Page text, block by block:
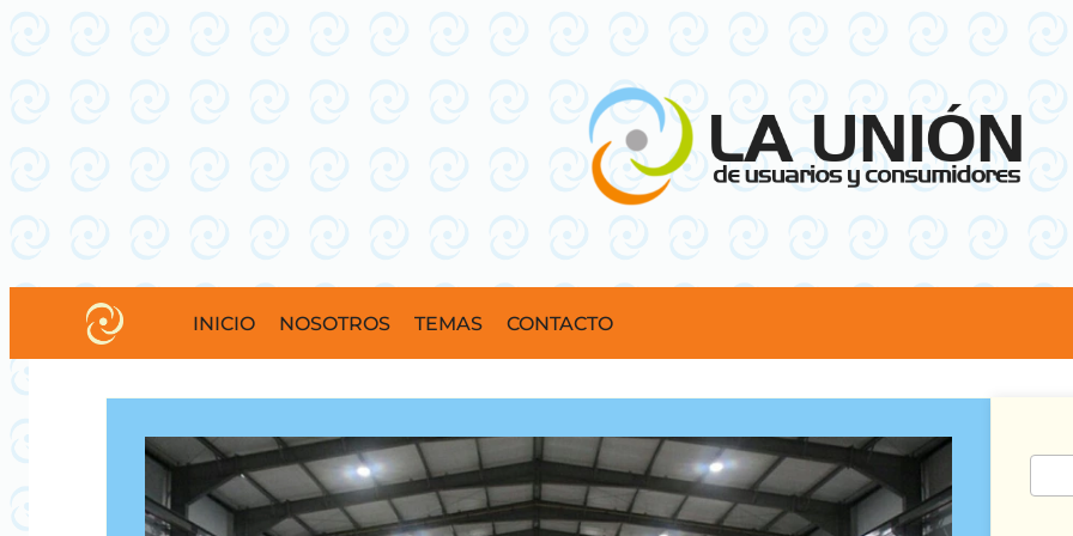
INICIO NOSOTROS TEMAS CONTACTO